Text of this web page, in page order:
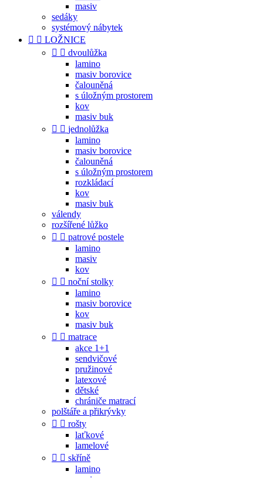
masiv
sedáky
systémový nábytek
  LOŽNICE
  dvoulůžka
lamino
masiv borovice
čalouněná
s úložným prostorem
kov
masiv buk
  jednolůžka
lamino
masiv borovice
čalouněná
s úložným prostorem
rozkládací
kov
masiv buk
válendy
rozšířené lůžko
  patrové postele
lamino
masiv
kov
  noční stolky
lamino
masiv borovice
kov
masiv buk
  matrace
akce 1+1
sendvičové
pružinové
latexové
dětské
chrániče matrací
polštáře a přikrývky
  rošty
laťkové
lamelové
  skříně
lamino